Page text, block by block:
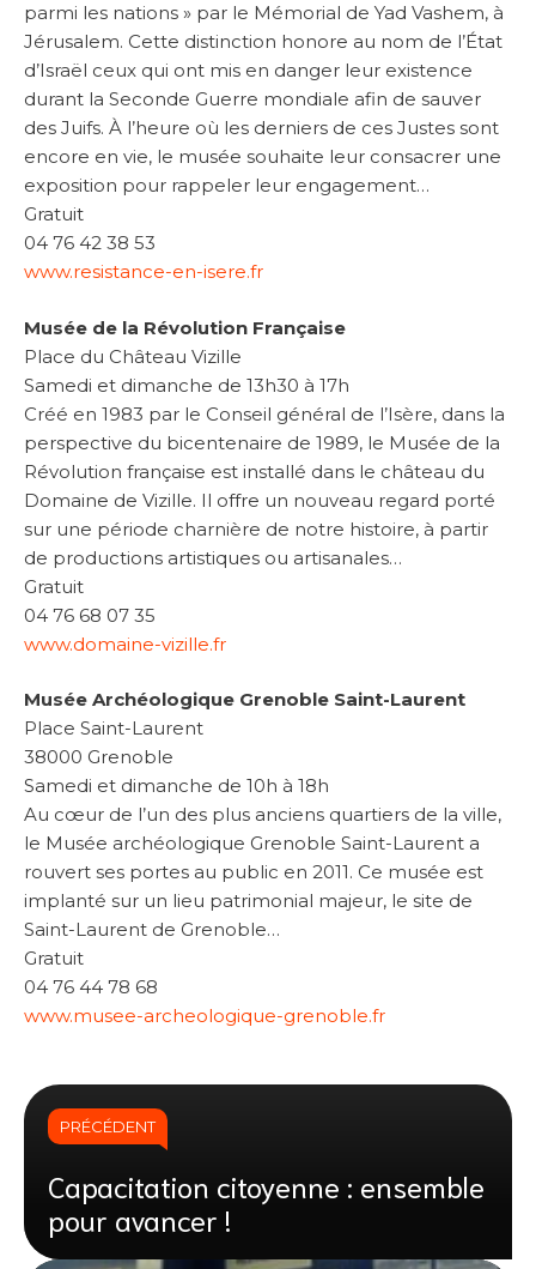
parmi les nations » par le Mémorial de Yad Vashem, à
Jérusalem. Cette distinction honore au nom de l’État
d’Israël ceux qui ont mis en danger leur existence
durant la Seconde Guerre mondiale afin de sauver
des Juifs. À l’heure où les derniers de ces Justes sont
encore en vie, le musée souhaite leur consacrer une
exposition pour rappeler leur engagement…
Gratuit
04 76 42 38 53
www.resistance-en-isere.fr
Musée de la Révolution Française
Place du Château Vizille
Samedi et dimanche de 13h30 à 17h
Créé en 1983 par le Conseil général de l’Isère, dans la
perspective du bicentenaire de 1989, le Musée de la
Révolution française est installé dans le château du
Domaine de Vizille. Il offre un nouveau regard porté
sur une période charnière de notre histoire, à partir
de productions artistiques ou artisanales…
Gratuit
04 76 68 07 35
www.domaine-vizille.fr
Musée Archéologique Grenoble Saint-Laurent
Place Saint-Laurent
38000 Grenoble
Samedi et dimanche de 10h à 18h
Au cœur de l’un des plus anciens quartiers de la ville,
le Musée archéologique Grenoble Saint-Laurent a
rouvert ses portes au public en 2011. Ce musée est
implanté sur un lieu patrimonial majeur, le site de
Saint-Laurent de Grenoble…
Gratuit
04 76 44 78 68
www.musee-archeologique-grenoble.fr
PRÉCÉDENT
Capacitation citoyenne : ensemble
pour avancer !